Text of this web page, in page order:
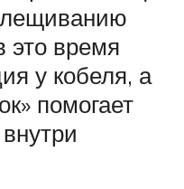
это время
у кобеля, а
помогает